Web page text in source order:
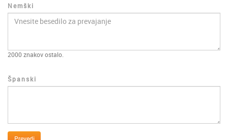
Nemški
2000 znakov ostalo.
Španski